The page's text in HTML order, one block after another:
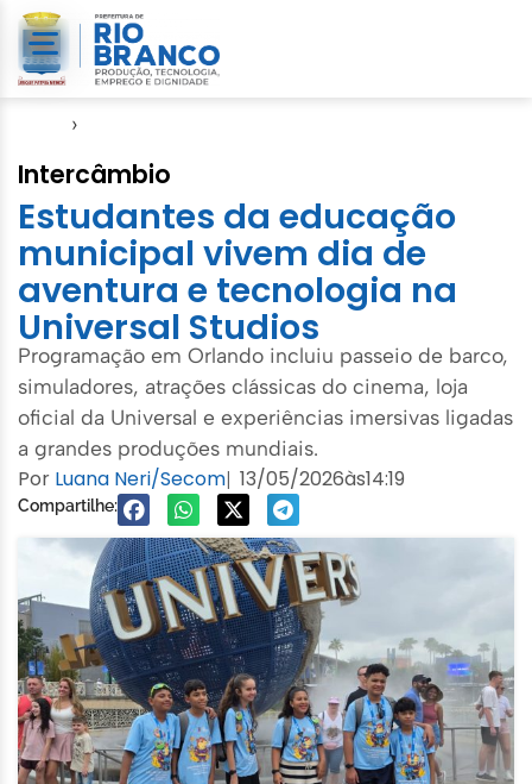
›
Intercâmbio
Estudantes da educação
municipal vivem dia de
aventura e tecnologia na
Universal Studios
Programação em Orlando incluiu passeio de barco,
simuladores, atrações clássicas do cinema, loja
oficial da Universal e experiências imersivas ligadas
a grandes produções mundiais.
Por Luana Neri/Secom| 13/05/2026às14:19
Compartilhe: